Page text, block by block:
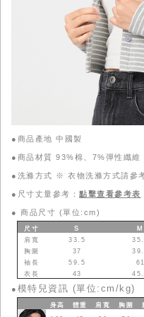
●商品產地 中國製
●商品材質 93%棉、7%彈性纖維
●洗滌方式 ※ 衣物洗滌方式請參
●尺寸丈量參考： 點擊查看參考表
● 商品尺寸 (單位:cm)
尺寸 S M
肩寬
33.5
胸圍
37
袖長
59.5 61
衣長
43
● 模特兒資訊 (單位:cm/kg)
身高 體重 肩寬 胸圍